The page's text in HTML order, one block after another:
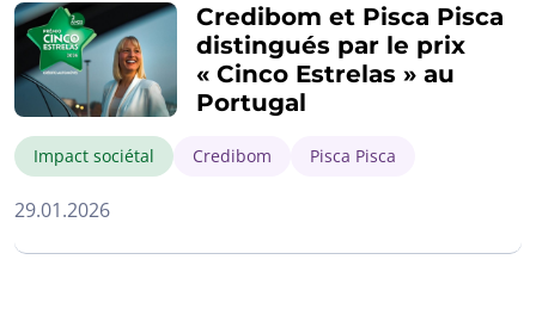
Credibom et Pisca Pisca
distingués par le prix
« Cinco Estrelas » au
Portugal
Impact sociétal Credibom Pisca Pisca
29.01.2026